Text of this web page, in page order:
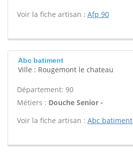
Voir la fiche artisan : Afp 90
Abc batiment
Ville : Rougemont le chateau
Département: 90
Métiers : Douche Senior -
Voir la fiche artisan : Abc batiment